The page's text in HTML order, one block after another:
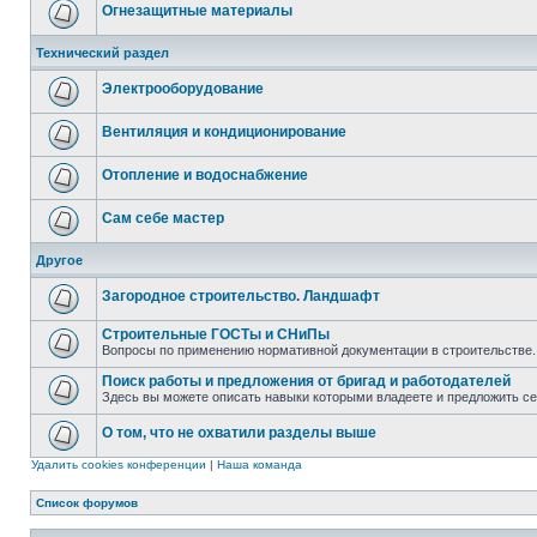
Огнезащитные материалы
Технический раздел
Электрооборудование
Вентиляция и кондиционирование
Отопление и водоснабжение
Сам себе мастер
Другое
Загородное строительство. Ландшафт
Строительные ГОСТы и СНиПы
Вопросы по применению нормативной документации в строительстве.
Поиск работы и предложения от бригад и работодателей
Здесь вы можете описать навыки которыми владеете и предложить
О том, что не охватили разделы выше
Удалить cookies конференции | Наша команда
Список форумов